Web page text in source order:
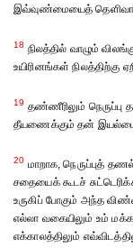
இவ்வுண்மையைத்
18 நிலத்தில் வாழும்
உயிரினங்கள் நிலத்திற்கு
19 தண்ணீரிலும்
தீயணைக்கும் தன் இயல்பை
20 மாறாக, நெருப்புத்
சதையைக் கூடச்
உருகிப் போகும் அந்த
எல்லா வகையிலும் உம்
எக்காலத்திலும்